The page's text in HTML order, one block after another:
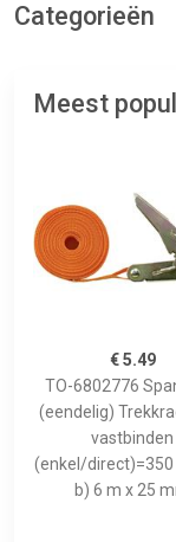
Categorieën
Meest
€ 5.49
TO-6802776
(eendelig)
vastbinden
(enkel/direct)=350
b) 6 m x 25